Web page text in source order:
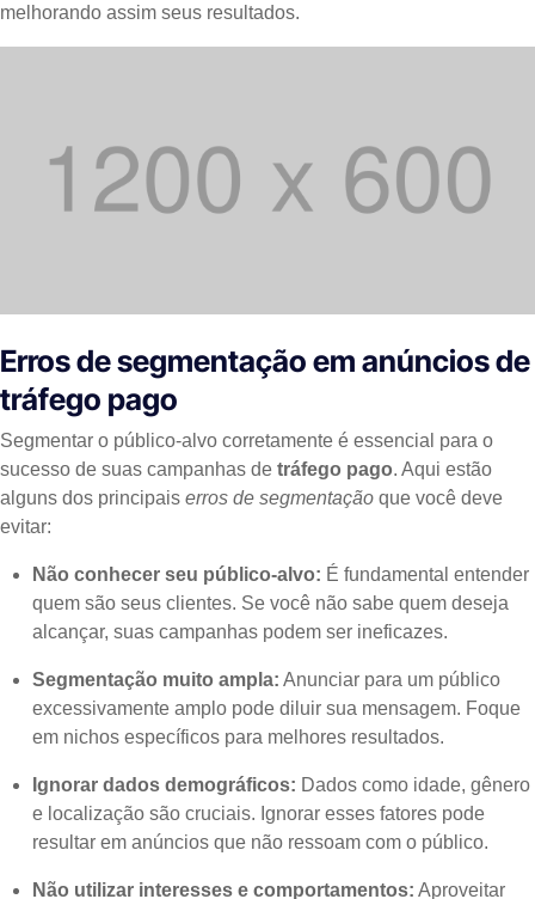
melhorando assim seus resultados.
Erros de segmentação em anúncios de
tráfego pago
Segmentar o público-alvo corretamente é essencial para o
sucesso de suas campanhas de tráfego pago. Aqui estão
alguns dos principais erros de segmentação que você deve
evitar:
Não conhecer seu público-alvo: É fundamental entender
quem são seus clientes. Se você não sabe quem deseja
alcançar, suas campanhas podem ser ineficazes.
Segmentação muito ampla: Anunciar para um público
excessivamente amplo pode diluir sua mensagem. Foque
em nichos específicos para melhores resultados.
Ignorar dados demográficos: Dados como idade, gênero
e localização são cruciais. Ignorar esses fatores pode
resultar em anúncios que não ressoam com o público.
Não utilizar interesses e comportamentos: Aproveitar